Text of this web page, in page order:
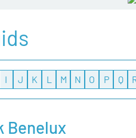
I J K L M N O P Q
Benelux